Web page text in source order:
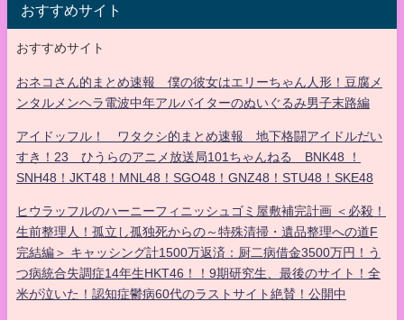
おすすめサイト
おすすめサイト
おネコさん的まとめ速報 僕の彼女はエリーちゃん人形！豆腐メ
ンタルメンヘラ電波中年アルバイターのぬいぐるみ男子末路編
アイドッフル！ ワタクシ的まとめ速報 地下格闘アイドルだい
すき！23 ひうらのアニメ放送局101ちゃんねる BNK48 ！
SNH48！JKT48！MNL48！SGO48！GNZ48！STU48！SKE48
ヒウラッフルのハーニーフィニッシュゴミ屋敷補完計画 ＜必殺！
生前整理人！孤立し孤独死からの～特殊清掃・遺品整理への道F
完結編＞ キャッシング計1500万返済：厨二病借金3500万円！う
つ病統合失調症14年生HKT46！！9期研究生、最後のサイト！全
米が泣いた！認知症鬱病60代のラストサイト絶賛！公開中